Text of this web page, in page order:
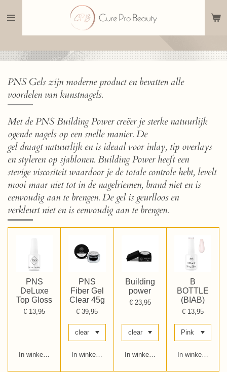
direct
hoofdinhoud
PNS Gels zijn moderne product en bevatten alle
voordelen van kunstnagels.
Met de PNS Building Power creëer je sterke natuurlijk
ogende nagels op een snelle manier. De
gel draagt natuurlijk en is ideaal voor inlay, tip overlays
en styleren op sjablonen. Building Power heeft een
stevige viscositeit waardoor je de totale controle hebt, levelt
mooi maar niet tot in de nagelriemen, brand niet en is
eenvoudig aan te brengen. De gel is geurlloos en
verkleurt niet en is eenvoudig aan te brengen.
PNS
DeLuxe
Top Gloss
€ 13,95
In winkelwagen
PNS
Fiber Gel
Clear 45g
€ 39,95
In winkelwagen
Building
power
€ 23,95
In winkelwagen
B
BOTTLE
(BIAB)
€ 13,95
In winkelwagen